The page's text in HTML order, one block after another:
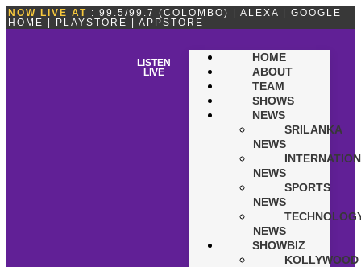
NOW LIVE AT : 99.5/99.7 (COLOMBO) | ALEXA | GOOGLE
HOME | PLAYSTORE | APPSTORE
LISTEN
LIVE
HOME
ABOUT
TEAM
SHOWS
NEWS
SRILANKA
NEWS
NEWS
SPORTS
NEWS
NEWS
SHOWBIZ
KOLLYWOOD